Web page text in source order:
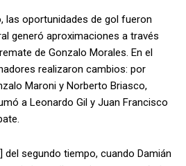
las oportunidades de gol fueron
generó aproximaciones a través
de Gonzalo Morales. En el
realizaron cambios: por
Maroni y Norberto Briasco,
a Leonardo Gil y Juan Francisco
del segundo tiempo, cuando Damián